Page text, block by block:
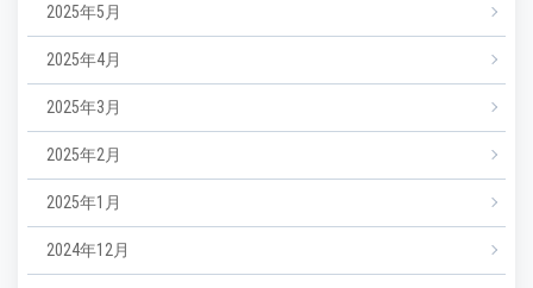
2025年5月
2025年4月
2025年3月
2025年2月
2025年1月
2024年12月